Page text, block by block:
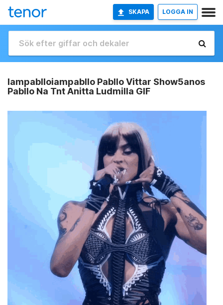
SKAPA LOGGA IN
Iampablloiampabllo Pabllo Vittar Show5anos
Pabllo Na Tnt Anitta Ludmilla GIF